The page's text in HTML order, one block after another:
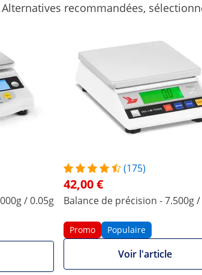
Alternatives recommandées,
/ 0.05g
(175)
42,00 €
Balance de précision - 7.500g /
Promo Populaire
Voir l'article
précision avec chambre de
en recherche, il vous faut compter
obtenez un instrument de mesure
charge maximale de 300 g. Une
impressionne par sa
dont vous avez besoin pour la pesée.